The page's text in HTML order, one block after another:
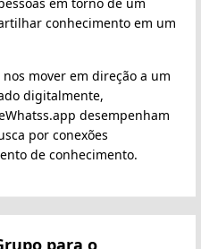
conhecimento em um
mover em direção a um
digitalmente,
desempenham
por conexões
de conhecimento.
para o